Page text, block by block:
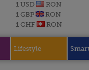
1 USD
RON
1 GBP
RON
1 CHF
RON
Lifestyle